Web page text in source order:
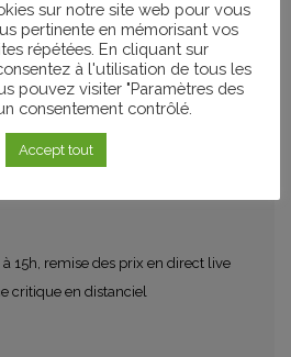
et de la Cité des talents
12h15 à la Jetée : projection de
des élèves d’école primaire, de
15h, remise des prix en direct live
critique en distanciel
sur notre site web pour vous
pertinente en mémorisant vos
répétées. En cliquant sur
à l'utilisation de tous les
pouvez visiter "Paramètres des
consentement contrôlé.
Accept tout